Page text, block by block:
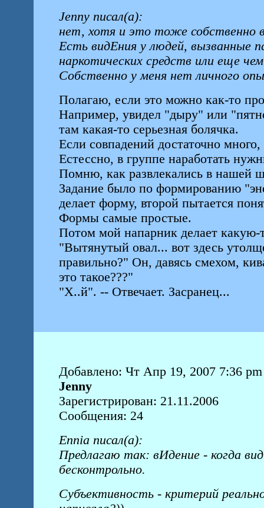
Jenny писал(а):
нет, хотя и это тоже собственно
Есть видЕния у людей, вызванные
наркотических средств или еще
Собственно у меня нет личного
Полагаю, если это можно как-то
Например, увидел "дыру" или
там какая-то серьезная болячка.
Если совпадений достаточно
Естессно, в группе наработать
Помню, как развлекались в нашей
Задание было по формированию
делает форму, второй пытается
Формы самые простые.
Потом мой напарник делает какую-
"Вытянутый овал... вот здесь
правильно?" Он, давясь смехом,
это такое???"
"Х..й". -- Отвечает. Засранец...
Добавлено: Чт Апр 19, 2007 7:36 pm
Jenny
Зарегистрирован: 21.11.2006
Сообщения: 24
Ennia писал(а):
Предлагаю так: вИдение - когда
бесконтрольно.
Субъективность - критерий